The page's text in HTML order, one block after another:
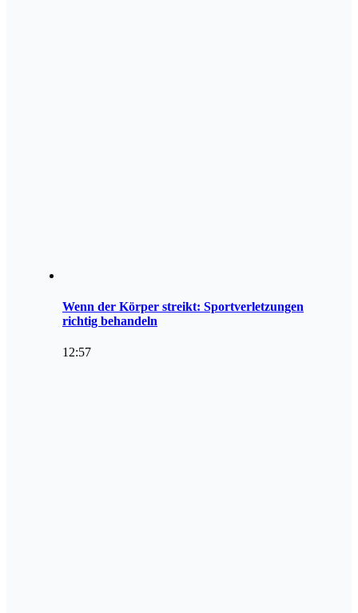
Wenn der Körper streikt: Sportverletzungen
richtig behandeln
12:57